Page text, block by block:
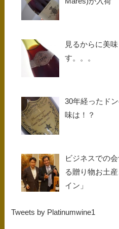
見るからに美
す。。。
30年経ったド
味は！？
ビジネスでの
る贈り物お土
イン」
Tweets by Platinumwine1